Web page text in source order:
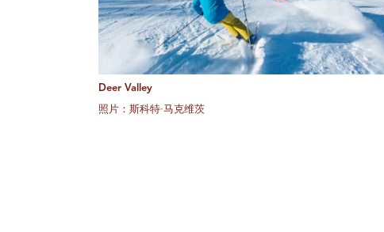
Deer Valley
照片：斯科特·马克维茨